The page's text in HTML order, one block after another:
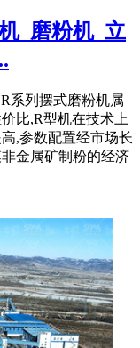
_磨粉机_立
系列摆式磨粉机属
比,R型机在技术上
,参数配置经市场长
金属矿制粉的经济